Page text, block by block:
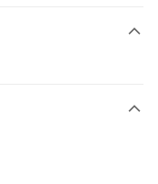
轉至「AFTEE先享後付」